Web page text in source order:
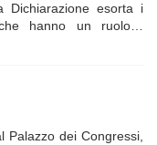
Dichiarazione esorta i
hanno un ruolo…
Palazzo dei Congressi,